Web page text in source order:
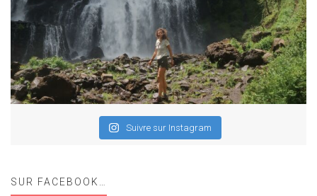
Suivre sur Instagram
SUR FACEBOOK…